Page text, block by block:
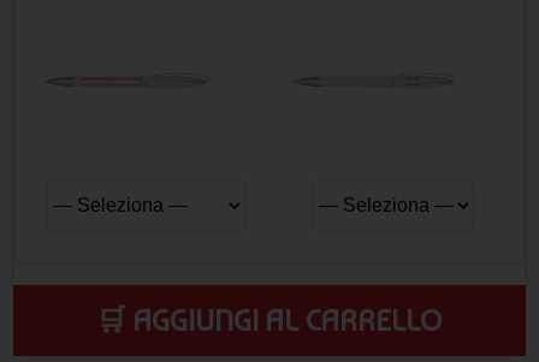
🛒 AGGIUNGI AL CARRELLO